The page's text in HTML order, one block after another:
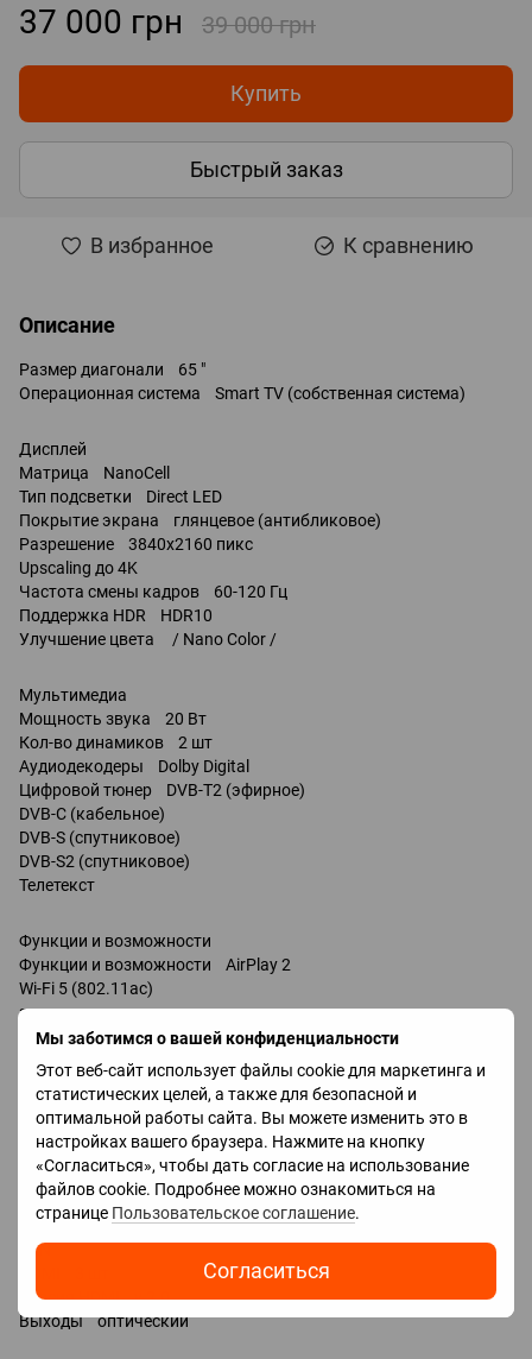
Мы заботимся о вашей конфиденциальности
Этот веб-сайт использует файлы cookie для маркетинга и
статистических целей, а также для безопасной и
оптимальной работы сайта. Вы можете изменить это в
настройках вашего браузера. Нажмите на кнопку
«Согласиться», чтобы дать согласие на использование
файлов cookie. Подробнее можно ознакомиться на
странице Пользовательское соглашение.
Согласиться
37 000 грн 39 000 грн
Купить
Быстрый заказ
В избранное К сравнению
Описание
Размер диагонали 65 "
Операционная система Smart TV (собственная система)
Дисплей
Матрица NanoCell
Тип подсветки Direct LED
Покрытие экрана глянцевое (антибликовое)
Разрешение 3840x2160 пикс
Upscaling до 4K
Частота смены кадров 60-120 Гц
Поддержка HDR HDR10
Улучшение цвета / Nano Color /
Мультимедиа
Мощность звука 20 Вт
Кол-во динамиков 2 шт
Аудиодекодеры Dolby Digital
Цифровой тюнер DVB-T2 (эфирное)
DVB-C (кабельное)
DVB-S (спутниковое)
DVB-S2 (спутниковое)
Телетекст
Функции и возможности
Функции и возможности AirPlay 2
Wi-Fi 5 (802.11ac)
запись телепередач
Miracast
Bluetooth v 5.0
поддержка DLNA
управление голосом
мультимедийный (аэропульт)
Amazon Alexa
Google Assistant
Разъемы
Входы USB 2 шт
LAN
Версия HDMI v 2.0
Выходы оптический